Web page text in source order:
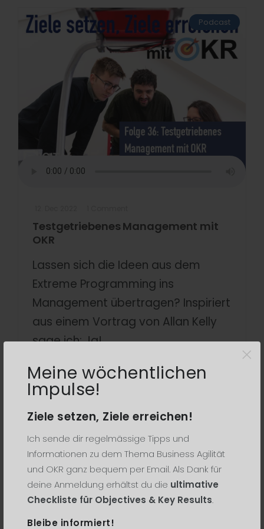
Meine wöchentlichen
Impulse!
Ziele setzen, Ziele erreichen!
Ich sende dir regelmässige Tipps und
Informationen zu dem Thema Business Agilität
und OKR ganz bequem per Email. Als Dank für
deine Anmeldung erhältst du die ultimative
Checkliste für Objectives & Key Results.
Bleibe informiert!
×
Podcast
Testgetriebenes Management mit
OKR
Lassen sich die Ideen aus dem
Extreme Programming ins
Management übertragen? Inspiriert
aus einem Vortrag von Allan Kelly
sage ich: Ja! ...
LESE WEITER